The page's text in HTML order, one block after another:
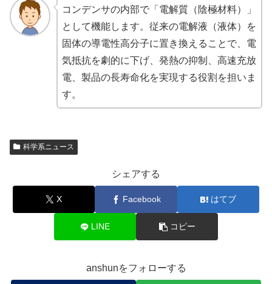
コンデンサの内部で「電解質（陰極材料）」
として機能します。従来の電解液（液体）を
固体の導電性高分子に置き換えることで、電
気抵抗を劇的に下げ、発熱の抑制、高速充放
電、製品の長寿命化を実現する役割を担いま
す。
科学系ニュース
シェアする
X Facebook はてブ
LINE コピー
anshunをフォローする